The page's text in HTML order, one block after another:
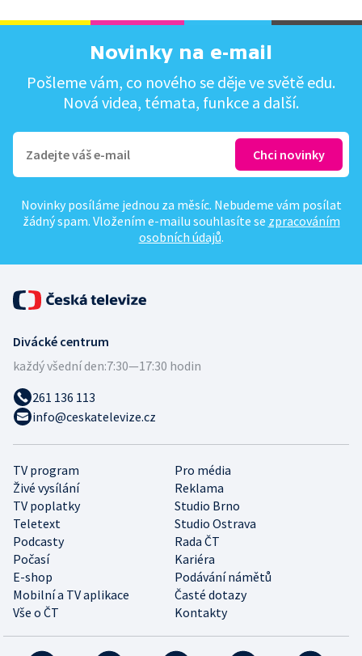
Novinky na e-mail
Pošleme vám, co nového se děje ve světě edu.
Nová videa, témata, funkce a další.
Novinky posíláme jednou za měsíc. Nebudeme vám posílat
žádný spam. Vložením e-mailu souhlasíte se zpracováním
osobních údajů.